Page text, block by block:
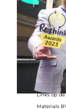
Links op
Materials